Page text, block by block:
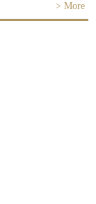
> More